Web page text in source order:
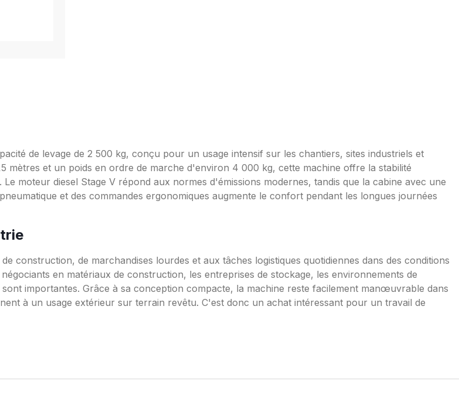
de levage de 2 500 kg, conçu pour un usage intensif sur les chantiers, sites industriels et
mètres et un poids en ordre de marche d'environ 4 000 kg, cette machine offre la stabilité
moteur diesel Stage V répond aux normes d'émissions modernes, tandis que la cabine avec une
et des commandes ergonomiques augmente le confort pendant les longues journées
construction, de marchandises lourdes et aux tâches logistiques quotidiennes dans des conditions
en matériaux de construction, les entreprises de stockage, les environnements de
importantes. Grâce à sa conception compacte, la machine reste facilement manœuvrable dans
à un usage extérieur sur terrain revêtu. C'est donc un achat intéressant pour un travail de